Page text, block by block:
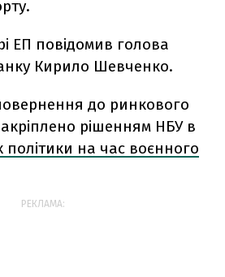
ЕП повідомив голова
Кирило Шевченко.
до ринкового
рішенням НБУ в
політики на час воєнного
РЕКЛАМА: